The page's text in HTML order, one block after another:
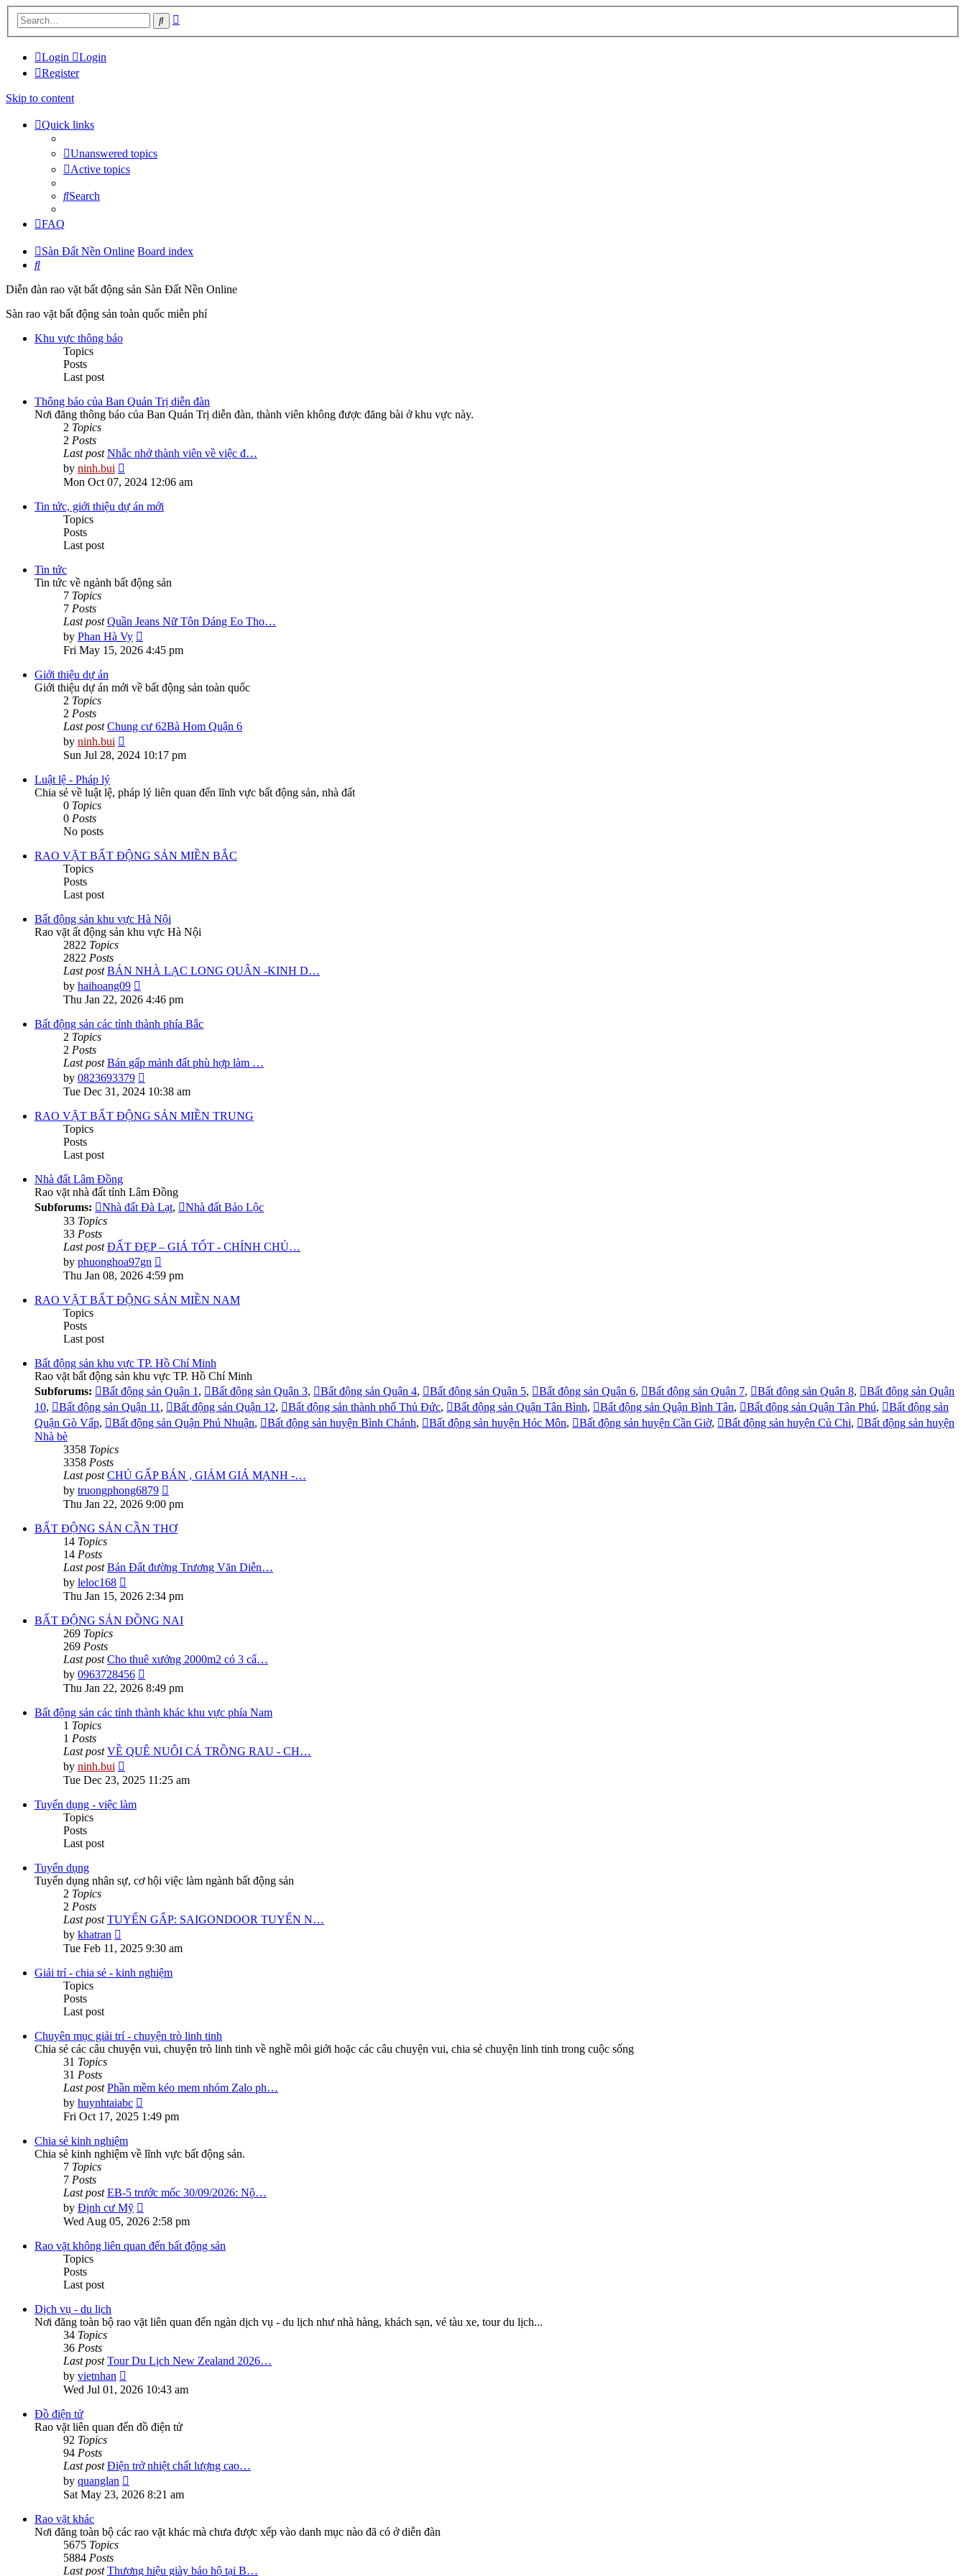
Search
Login
Login
Register
Skip to content
Quick links
Unanswered topics
Active topics
Search
FAQ
Sàn Đất Nền Online Board index
Search
Diễn đàn rao vặt bất động sản Sàn Đất Nền Online
Sàn rao vặt bất động sản toàn quốc miễn phí
Khu vực thông báo
Topics
Posts
Last post
Thông báo của Ban Quản Trị diễn đàn
Nơi đăng thông báo của Ban Quản Trị diễn đàn, thành viên không được đăng bài ở khu vực này.
2 Topics
2 Posts
Last post Nhắc nhở thành viên về việc đ…
by ninh.bui
the
post
Mon Oct 07, 2024 12:06 am
Tin tức, giới thiệu dự án mới
Topics
Posts
Last post
Tin tức
Tin tức về ngành bất động sản
7 Topics
7 Posts
Last post Quần Jeans Nữ Tôn Dáng Eo Tho…
by Phan Hà Vy
the
Fri May 15, 2026 4:45 pm
Giới thiệu dự án
Giới thiệu dự án mới về bất động sản toàn quốc
2 Topics
2 Posts
Last post Chung cư 62Bà Hom Quận 6
by ninh.bui
the
Sun Jul 28, 2024 10:17 pm
Luật lệ - Pháp lý
Chia sẻ về luật lệ, pháp lý liên quan đến lĩnh vực bất động sản, nhà đất
0 Topics
0 Posts
No posts
RAO VẶT BẤT ĐỘNG SẢN MIỀN BẮC
Topics
Posts
Last post
Bất động sản khu vực Hà Nội
Rao vặt ất động sản khu vực Hà Nội
2822 Topics
2822 Posts
Last post BÁN NHÀ LẠC LONG QUÂN -KINH D…
by haihoang09
the
post
Thu Jan 22, 2026 4:46 pm
Bất động sản các tỉnh thành phía Bắc
2 Topics
2 Posts
Last post Bán gấp mảnh đất phù hợp làm …
by 0823693379
the
post
Tue Dec 31, 2024 10:38 am
RAO VẶT BẤT ĐỘNG SẢN MIỀN TRUNG
Topics
Posts
Last post
Nhà đất Lâm Đồng
Rao vặt nhà đất tỉnh Lâm Đồng
Subforums:
Nhà đất Đà Lạt,
Nhà đất Bảo Lộc
33 Topics
33 Posts
Last post ĐẤT ĐẸP – GIÁ TỐT - CHÍNH CHỦ…
by phuonghoa97gn
the
latest
post
Thu Jan 08, 2026 4:59 pm
RAO VẶT BẤT ĐỘNG SẢN MIỀN NAM
Topics
Posts
Last post
Bất động sản khu vực TP. Hồ Chí Minh
Rao vặt bất động sản khu vực TP. Hồ Chí Minh
Subforums:
Bất động sản Quận 1 , Bất động sản Quận 3, Bất động sản Quận 4, Bất động sản Quận 5, Bất động sản Quận 6, Bất động sản Quận 7, Bất động sản Quận 8,
Bất động sản Quận
10, Bất động sản Quận 11 , Bất động sản Quận 12, Bất động sản thành phố Thủ Đức, Bất động sản Quận Tân Bình, Bất động sản Quận Bình Tân, Bất động sản Quận Tân Phú,
Bất động sản
Quận Gò Vấp, Bất động sản Quận Phú Nhuận, Bất động sản huyện Bình Chánh, Bất động sản huyện Hóc Môn, Bất động sản huyện Cần Giờ, Bất động sản huyện Củ Chi,
Bất động sản huyện
Nhà bè
3358 Topics
3358 Posts
Last post CHỦ GẤP BÁN , GIẢM GIÁ MẠNH -…
by truongphong6879
the
latest
post
Thu Jan 22, 2026 9:00 pm
BẤT ĐỘNG SẢN CẦN THƠ
14 Topics
14 Posts
Last post Bán Đất đường Trương Văn Diễn…
by leloc168
the
post
Thu Jan 15, 2026 2:34 pm
BẤT ĐỘNG SẢN ĐỒNG NAI
269 Topics
269 Posts
Last post Cho thuê xưởng 2000m2 có 3 cẩ…
by 0963728456
the
post
Thu Jan 22, 2026 8:49 pm
Bất động sản các tỉnh thành khác khu vực phía Nam
1 Topics
1 Posts
Last post VỀ QUÊ NUÔI CÁ TRỒNG RAU - CH…
by ninh.bui
the
post
Tue Dec 23, 2025 11:25 am
Tuyển dụng - việc làm
Topics
Posts
Last post
Tuyển dụng
Tuyển dụng nhân sự, cơ hội việc làm ngành bất động sản
2 Topics
2 Posts
Last post TUYỂN GẤP: SAIGONDOOR TUYỂN N…
by khatran
the
post
Tue Feb 11, 2025 9:30 am
Giải trí - chia sẻ - kinh nghiệm
Topics
Posts
Last post
Chuyên mục giải trí - chuyện trò linh tinh
Chia sẻ các câu chuyện vui, chuyện trò linh tinh về nghề môi giới hoặc các câu chuyện vui, chia sẻ chuyện linh tinh trong cuộc sống
31 Topics
31 Posts
Last post Phần mềm kéo mem nhóm Zalo ph…
by huynhtaiabc
the
latest
Fri Oct 17, 2025 1:49 pm
Chia sẻ kinh nghiệm
Chia sẻ kinh nghiệm về lĩnh vực bất động sản.
7 Topics
7 Posts
Last post EB-5 trước mốc 30/09/2026: Nộ…
by Định cư Mỹ
the
post
Wed Aug 05, 2026 2:58 pm
Rao vặt không liên quan đến bất động sản
Topics
Posts
Last post
Dịch vụ - du lịch
Nơi đăng toàn bộ rao vặt liên quan đến ngàn dịch vụ - du lịch như nhà hàng, khách sạn, vé tàu xe, tour du lịch...
34 Topics
36 Posts
Last post Tour Du Lịch New Zealand 2026…
by vietnhan
the
Wed Jul 01, 2026 10:43 am
Đồ điện tử
Rao vặt liên quan đến đồ điện tử
92 Topics
94 Posts
Last post Điện trở nhiệt chất lượng cao…
by quanglan
the
Sat May 23, 2026 8:21 am
Rao vặt khác
Nơi đăng toàn bộ các rao vặt khác mà chưa được xếp vào danh mục nào đã có ở diễn đàn
5675 Topics
5884 Posts
Last post Thương hiệu giày bảo hộ tại B…